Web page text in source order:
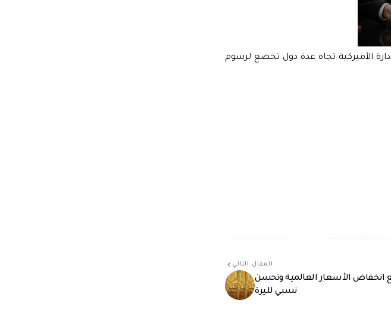
الأميركية تجاه عدة دول تخضع لرسوم
المقال التالي
انخفاض الأسعار العالمية وتحسن
نسبي لليرة